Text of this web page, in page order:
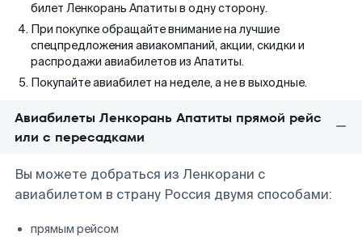
билет Ленкорань Апатиты в одну сторону.
При покупке обращайте внимание на лучшие
спецпредложения авиакомпаний, акции, скидки и
распродажи авиабилетов из Апатиты.
Покупайте авиабилет на неделе, а не в выходные.
Авиабилеты Ленкорань Апатиты прямой рейс
или с пересадками
Вы можете добраться из Ленкорани с
авиабилетом в страну Россия двумя способами:
прямым рейсом